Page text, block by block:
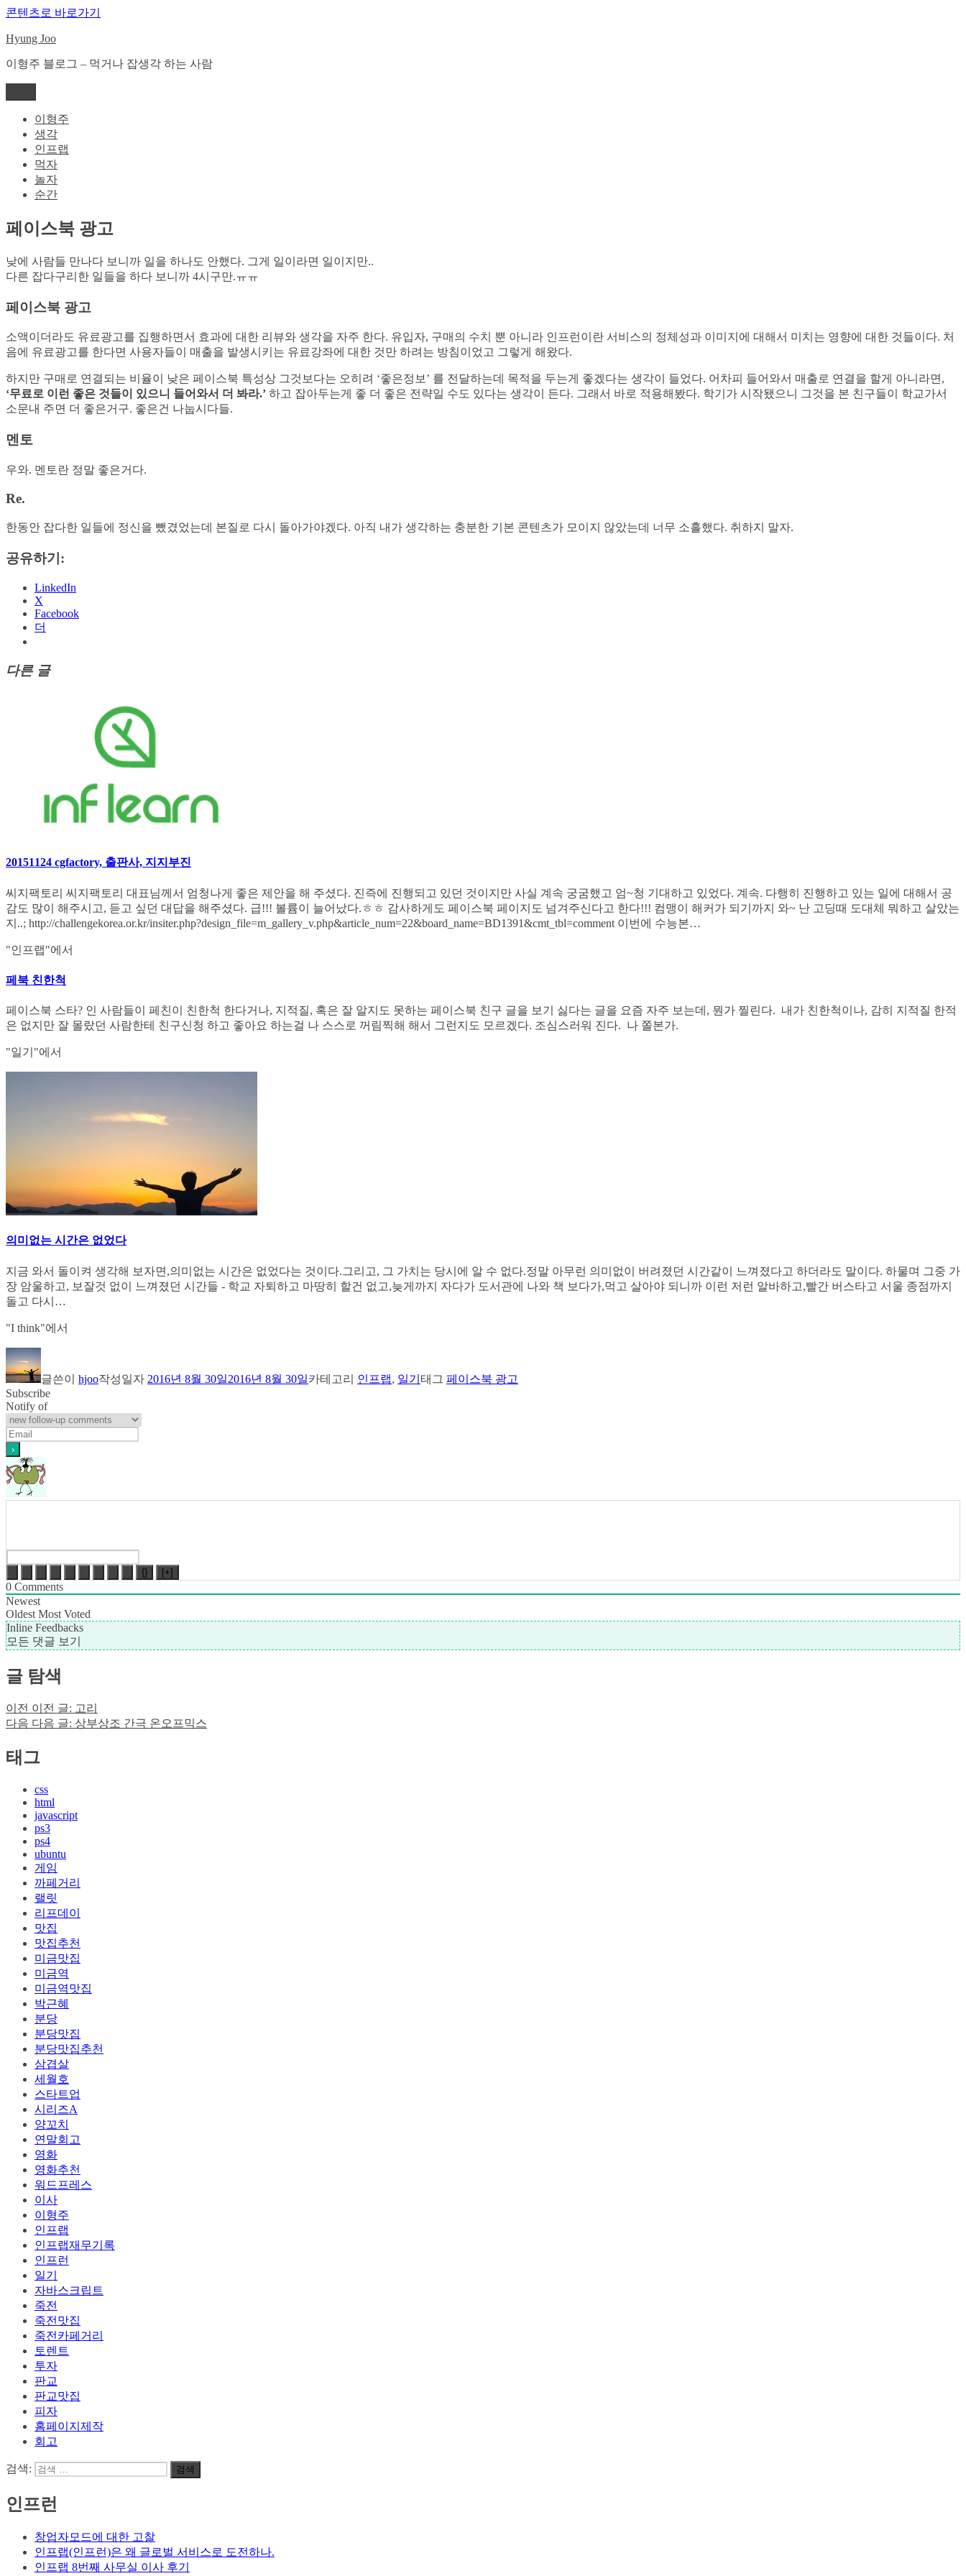
콘텐츠로 바로가기
Hyung Joo
이형주 블로그 – 먹거나 잡생각 하는 사람
이형주
생각
인프랩
먹자
놀자
순간
페이스북 광고
낮에 사람들 만나다 보니까 일을 하나도 안했다. 그게 일이라면 일이지만..
다른 잡다구리한 일들을 하다 보니까 4시구만.ㅠㅠ
페이스북 광고
소액이더라도 유료광고를 집행하면서 효과에 대한 리뷰와 생각을 자주 한다. 유입자, 구매의 수치 뿐 아니라 인프런이란 서비스의 정체성과 이미지에 대해서 미치는 영향에 대한 것들이다. 처
음에 유료광고를 한다면 사용자들이 매출을 발생시키는 유료강좌에 대한 것만 하려는 방침이었고 그렇게 해왔다.
하지만 구매로 연결되는 비율이 낮은 페이스북 특성상 그것보다는 오히려 ‘좋은정보’ 를 전달하는데 목적을 두는게 좋겠다는 생각이 들었다. 어차피 들어와서 매출로 연결을 할게 아니라면,
‘무료로 이런 좋은 것들이 있으니 들어와서 더 봐라.’ 하고 잡아두는게 좋 더 좋은 전략일 수도 있다는 생각이 든다. 그래서 바로 적용해봤다. 학기가 시작됐으니 그것을 본 친구들이 학교가서
소문내 주면 더 좋은거구. 좋은건 나눕시다들.
멘토
우와. 멘토란 정말 좋은거다.
Re.
한동안 잡다한 일들에 정신을 뺐겼었는데 본질로 다시 돌아가야겠다. 아직 내가 생각하는 충분한 기본 콘텐츠가 모이지 않았는데 너무 소흘했다. 취하지 말자.
공유하기:
LinkedIn
X
Facebook
더
다른 글
20151124 cgfactory, 출판사, 지지부진
씨지팩토리 씨지팩토리 대표님께서 엄청나게 좋은 제안을 해 주셨다. 진즉에 진행되고 있던 것이지만 사실 계속 궁굼했고 엄~청 기대하고 있었다. 계속. 다행히 진행하고 있는 일에 대해서 공
감도 많이 해주시고, 듣고 싶던 대답을 해주셨다. 급!!! 볼륨이 늘어났다.ㅎㅎ 감사하게도 페이스북 페이지도 넘겨주신다고 한다!!! 컴맹이 해커가 되기까지 와~ 난 고딩때 도대체 뭐하고 살았는
지..; http://challengekorea.or.kr/insiter.php?design_file=m_gallery_v.php&article_num=22&board_name=BD1391&cmt_tbl=comment 이번에 수능본…
"인프랩"에서
페북 친한척
페이스북 스타? 인 사람들이 페친이 친한척 한다거나, 지적질, 혹은 잘 알지도 못하는 페이스북 친구 글을 보기 싫다는 글을 요즘 자주 보는데, 뭔가 찔린다. 내가 친한척이나, 감히 지적질 한적
은 없지만 잘 몰랐던 사람한테 친구신청 하고 좋아요 하는걸 나 스스로 꺼림찍해 해서 그런지도 모르겠다. 조심스러워 진다. 나 쫄본가.
"일기"에서
의미없는 시간은 없었다
지금 와서 돌이켜 생각해 보자면,의미없는 시간은 없었다는 것이다.그리고, 그 가치는 당시에 알 수 없다.정말 아무런 의미없이 버려졌던 시간같이 느껴졌다고 하더라도 말이다. 하물며 그중 가
장 암울하고, 보잘것 없이 느껴졌던 시간들 - 학교 자퇴하고 마땅히 할건 없고,늦게까지 자다가 도서관에 나와 책 보다가,먹고 살아야 되니까 이런 저런 알바하고,빨간 버스타고 서울 종점까지
돌고 다시…
"I think"에서
글쓴이 hjoo작성일자 2016년 8월 30일2016년 8월 30일카테고리 인프랩, 일기 태그 페이스북 광고
Subscribe
Notify of
{} [+]
0 Comments
Newest
Oldest Most Voted
Inline Feedbacks
모든 댓글 보기
글 탐색
이전 이전 글: 고리
다음 다음 글: 상부상조 간극 온오프믹스
태그
css
html
javascript
ps3
ps4
ubuntu
게임
까페거리
랠릿
리프데이
맛집
맛집추천
미금맛집
미금역
미금역맛집
박근혜
분당
분당맛집
분당맛집추천
삼겹살
세월호
스타트업
시리즈A
양꼬치
연말회고
영화
영화추천
워드프레스
이사
이형주
인프랩
인프랩재무기록
인프런
일기
자바스크립트
죽전
죽전맛집
죽전카페거리
토렌트
투자
판교
판교맛집
피자
홈페이지제작
회고
검색: 검색
인프런
창업자모드에 대한 고찰
인프랩(인프런)은 왜 글로벌 서비스로 도전하나.
인프랩 8번째 사무실 이사 후기